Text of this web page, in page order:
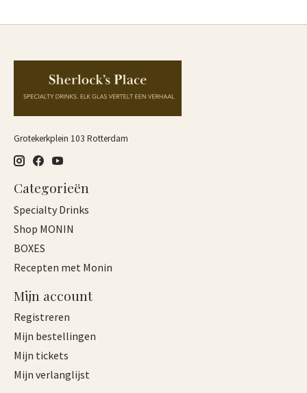
Grotekerkplein 103 Rotterdam
Categorieën
Specialty Drinks
Shop MONIN
BOXES
Recepten met Monin
Mijn account
Registreren
Mijn bestellingen
Mijn tickets
Mijn verlanglijst